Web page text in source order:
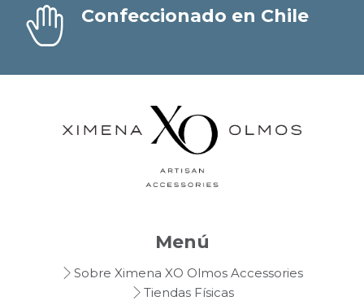
Confeccionado en Chile
Menú
Sobre Ximena XO Olmos Accessories
Tiendas Físicas